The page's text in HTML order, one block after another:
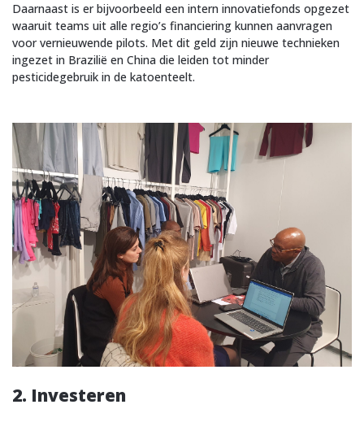
Daarnaast is er bijvoorbeeld een intern innovatiefonds opgezet
waaruit teams uit alle regio’s financiering kunnen aanvragen
voor vernieuwende pilots. Met dit geld zijn nieuwe technieken
ingezet in Brazilië en China die leiden tot minder
pesticidegebruik in de katoenteelt.
2. Investeren